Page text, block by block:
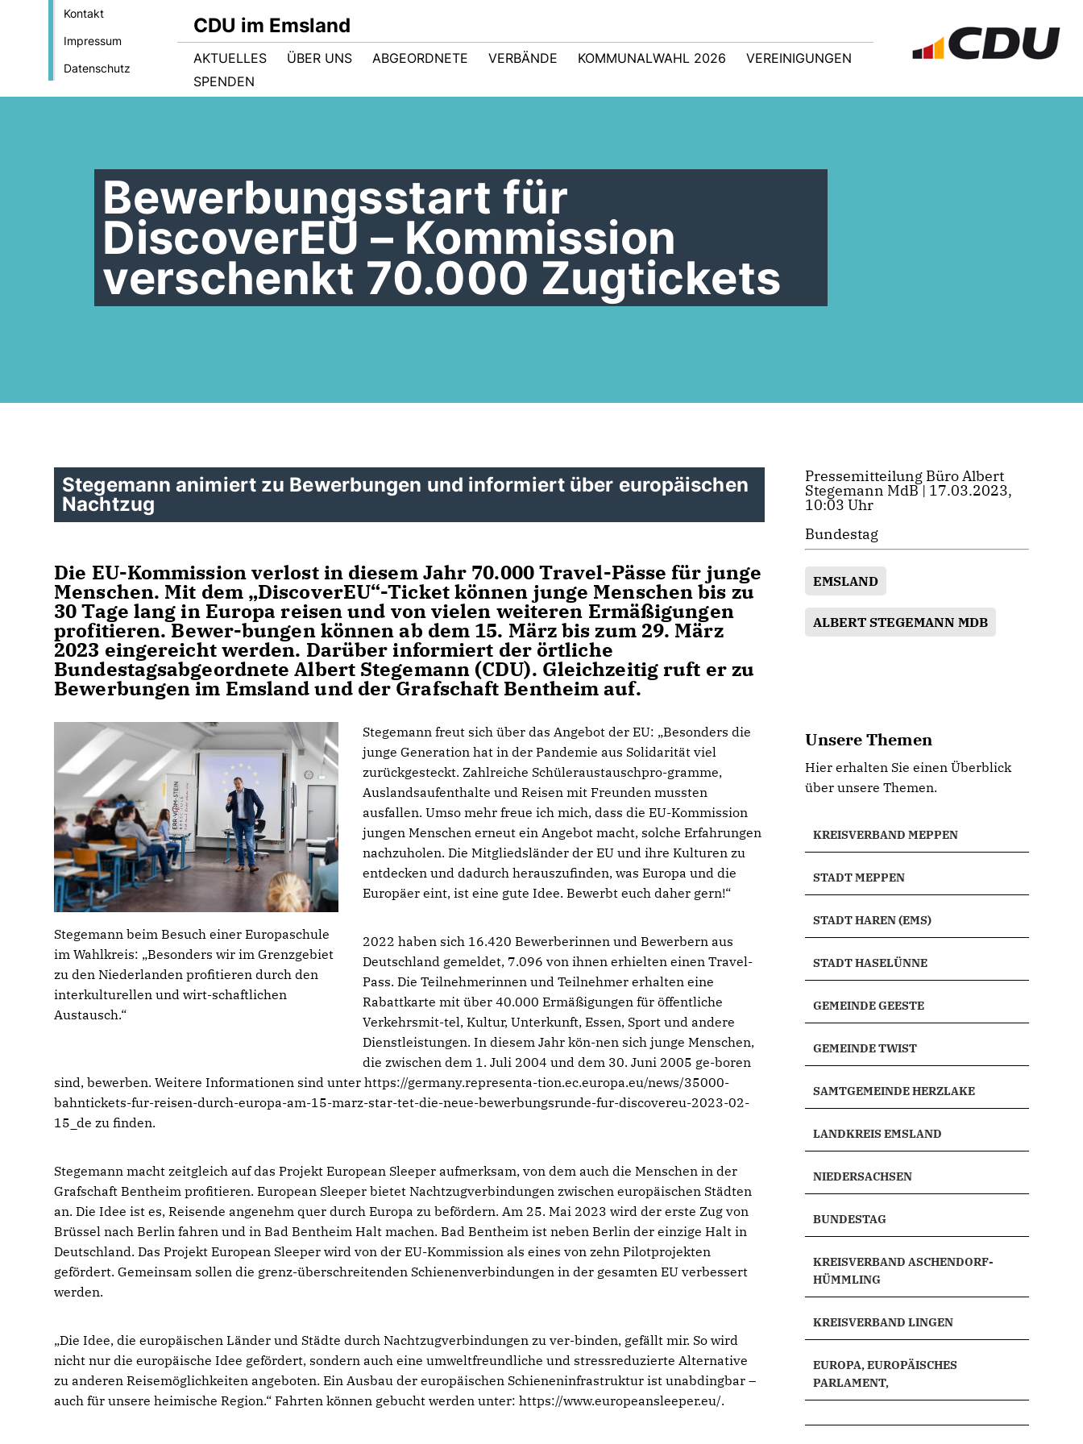
Kontakt
Impressum
Datenschutz
CDU im Emsland
AKTUELLES ÜBER UNS ABGEORDNETE VERBÄNDE KOMMUNALWAHL 2026
VEREINIGUNGEN
SPENDEN
Bewerbungsstart für
DiscoverEU – Kommission
verschenkt 70.000 Zugtickets
Stegemann animiert zu Bewerbungen und informiert über europäischen
Nachtzug
Die EU-Kommission verlost in diesem Jahr 70.000 Travel-Pässe für junge
Menschen. Mit dem „DiscoverEU“-Ticket können junge Menschen bis zu
30 Tage lang in Europa reisen und von vielen weiteren Ermäßigungen
profitieren. Bewer-bungen können ab dem 15. März bis zum 29. März
2023 eingereicht werden. Darüber informiert der örtliche
Bundestagsabgeordnete Albert Stegemann (CDU). Gleichzeitig ruft er zu
Bewerbungen im Emsland und der Grafschaft Bentheim auf.
Stegemann beim Besuch einer Europaschule
im Wahlkreis: „Besonders wir im Grenzgebiet
zu den Niederlanden profitieren durch den
interkulturellen und wirt-schaftlichen
Austausch.“
Stegemann freut sich über das Angebot der EU: „Besonders die
junge Generation hat in der Pandemie aus Solidarität viel
zurückgesteckt. Zahlreiche Schüleraustauschpro-gramme,
Auslandsaufenthalte und Reisen mit Freunden mussten
ausfallen. Umso mehr freue ich mich, dass die EU-Kommission
jungen Menschen erneut ein Angebot macht, solche Erfahrungen
nachzuholen. Die Mitgliedsländer der EU und ihre Kulturen zu
entdecken und dadurch herauszufinden, was Europa und die
Europäer eint, ist eine gute Idee. Bewerbt euch daher gern!“
2022 haben sich 16.420 Bewerberinnen und Bewerbern aus
Deutschland gemeldet, 7.096 von ihnen erhielten einen Travel-
Pass. Die Teilnehmerinnen und Teilnehmer erhalten eine
Rabattkarte mit über 40.000 Ermäßigungen für öffentliche
Verkehrsmit-tel, Kultur, Unterkunft, Essen, Sport und andere
Dienstleistungen. In diesem Jahr kön-nen sich junge Menschen,
die zwischen dem 1. Juli 2004 und dem 30. Juni 2005 ge-boren
sind, bewerben. Weitere Informationen sind unter https://germany.representa-tion.ec.europa.eu/news/35000-
bahntickets-fur-reisen-durch-europa-am-15-marz-star-tet-die-neue-bewerbungsrunde-fur-discovereu-2023-02-
15_de zu finden.
Stegemann macht zeitgleich auf das Projekt European Sleeper aufmerksam, von dem auch die Menschen in der
Grafschaft Bentheim profitieren. European Sleeper bietet Nachtzugverbindungen zwischen europäischen Städten
an. Die Idee ist es, Reisende angenehm quer durch Europa zu befördern. Am 25. Mai 2023 wird der erste Zug von
Brüssel nach Berlin fahren und in Bad Bentheim Halt machen. Bad Bentheim ist neben Berlin der einzige Halt in
Deutschland. Das Projekt European Sleeper wird von der EU-Kommission als eines von zehn Pilotprojekten
gefördert. Gemeinsam sollen die grenz-überschreitenden Schienenverbindungen in der gesamten EU verbessert
werden.
Die Idee, die europäischen Länder und Städte durch Nachtzugverbindungen zu ver-binden, gefällt mir. So wird
nicht nur die europäische Idee gefördert, sondern auch eine umweltfreundliche und stressreduzierte Alternative
zu anderen Reisemöglichkeiten angeboten. Ein Ausbau der europäischen Schieneninfrastruktur ist unabdingbar –
auch für unsere heimische Region.“ Fahrten können gebucht werden unter: https://www.europeansleeper.eu/.
Pressemitteilung Büro Albert
Stegemann MdB | 17.03.2023,
10:03 Uhr
Bundestag
EMSLAND
ALBERT STEGEMANN MDB
Unsere Themen
Hier erhalten Sie einen Überblick
über unsere Themen.
KREISVERBAND MEPPEN
STADT MEPPEN
STADT HAREN (EMS)
STADT HASELÜNNE
GEMEINDE GEESTE
GEMEINDE TWIST
SAMTGEMEINDE HERZLAKE
LANDKREIS EMSLAND
NIEDERSACHSEN
BUNDESTAG
KREISVERBAND ASCHENDORF-
HÜMMLING
KREISVERBAND LINGEN
EUROPA, EUROPÄISCHES
PARLAMENT,